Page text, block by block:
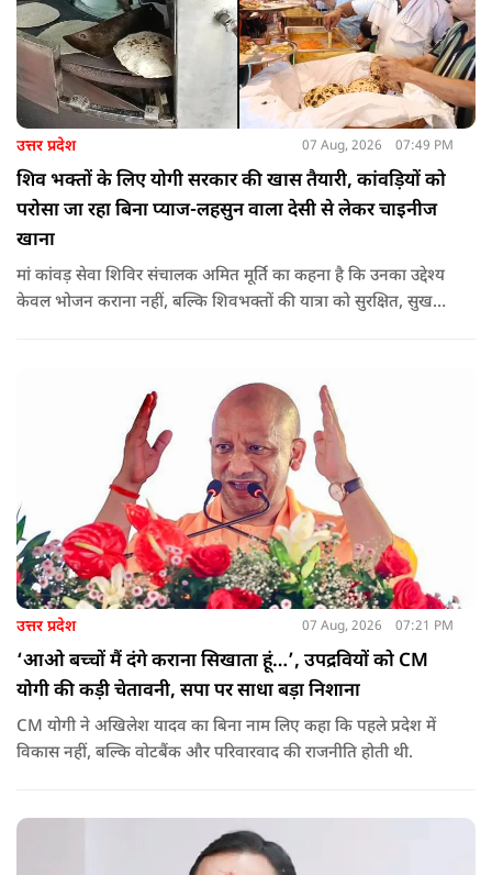
उत्तर प्रदेश 07 Aug, 2026 07:49 PM
शिव भक्तों के लिए योगी सरकार की खास तैयारी, कांवड़ियों को
परोसा जा रहा बिना प्याज-लहसुन वाला देसी से लेकर चाइनीज
खाना
मां कांवड़ सेवा शिविर संचालक अमित मूर्ति का कहना है कि उनका उद्देश्य
केवल भोजन कराना नहीं, बल्कि शिवभक्तों की यात्रा को सुरक्षित, सुखद
उत्तर प्रदेश 07 Aug, 2026 07:21 PM
‘आओ बच्चों मैं दंगे कराना सिखाता हूं…’, उपद्रवियों को CM
योगी की कड़ी चेतावनी, सपा पर साधा बड़ा निशाना
CM योगी ने अखिलेश यादव का बिना नाम लिए कहा कि पहले प्रदेश में
विकास नहीं, बल्कि वोटबैंक और परिवारवाद की राजनीति होती थी.